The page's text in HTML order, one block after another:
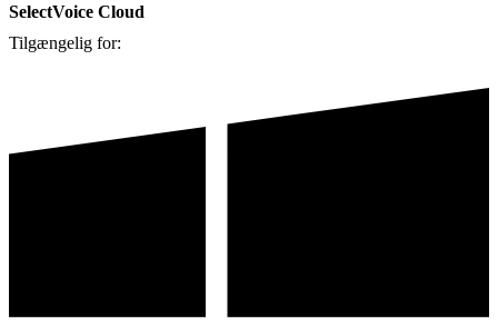
SelectVoice Cloud
Tilgængelig for: